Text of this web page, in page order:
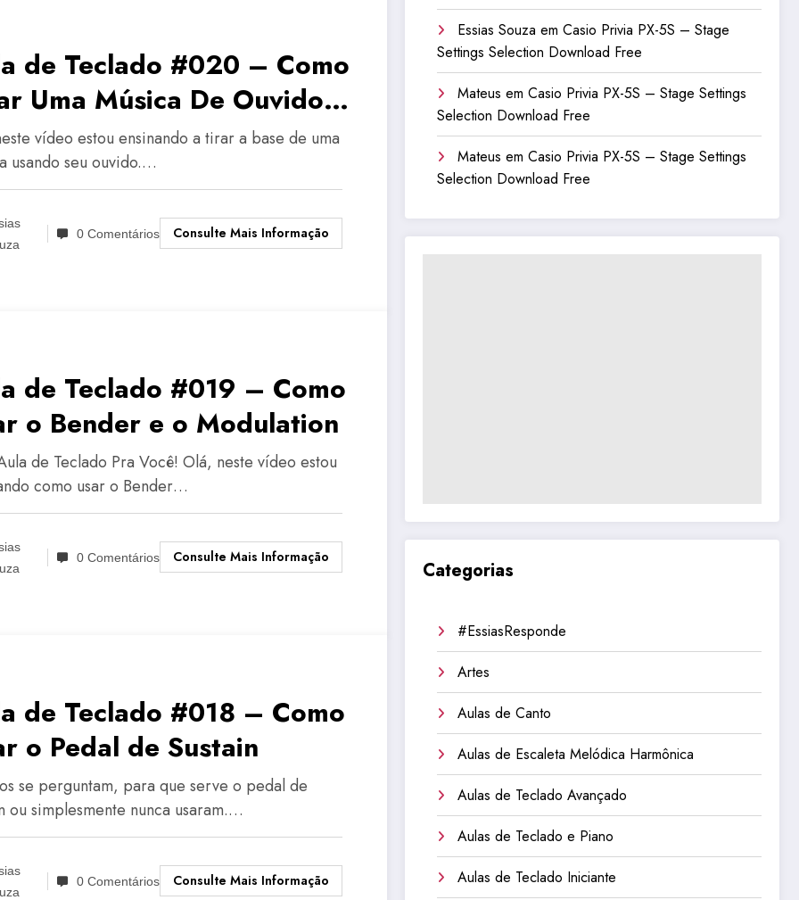
de Teclado #020 – Como
Uma Música De Ouvido
vídeo estou ensinando a tirar a base de uma
usando seu ouvido.…
0 Comentários Consulte Mais Informação
de Teclado #019 – Como
o Bender e o Modulation
de Teclado Pra Você! Olá, neste vídeo estou
como usar o Bender…
0 Comentários Consulte Mais Informação
de Teclado #018 – Como
o Pedal de Sustain
se perguntam, para que serve o pedal de
ou simplesmente nunca usaram.…
0 Comentários Consulte Mais Informação
Essias Souza emCasio Privia PX-5S – Stage
Settings Selection Download Free
Mateus emCasio Privia PX-5S – Stage Settings
Selection Download Free
Mateus emCasio Privia PX-5S – Stage Settings
Selection Download Free
Categorias
#EssiasResponde
Artes
Aulas de Canto
Aulas de Escaleta Melódica Harmônica
Aulas de Teclado Avançado
Aulas de Teclado e Piano
Aulas de Teclado Iniciante